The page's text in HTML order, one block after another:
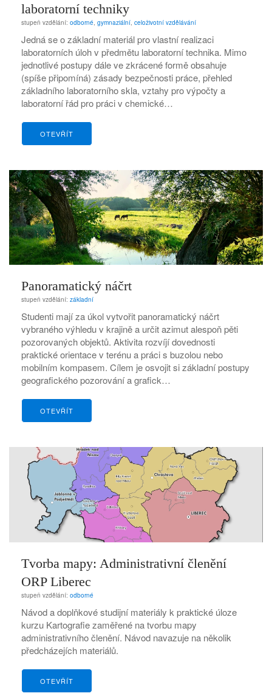
laboratorní techniky
stupeň vzdělání: odborné gymnaziální celoživotní vzdělávání
Jedná se o základní materiál pro vlastní realizaci
laboratorních úloh v předmětu laboratorní technika. Mimo
jednotlivé postupy dále ve zkrácené formě obsahuje
(spíše připomíná) zásady bezpečnosti práce, přehled
základního laboratorního skla, vztahy pro výpočty a
laboratorní řád pro práci v chemické…
OTEVŘÍT
Panoramatický náčrt
stupeň vzdělání: základní
Studenti mají za úkol vytvořit panoramatický náčrt
vybraného výhledu v krajině a určit azimut alespoň pěti
pozorovaných objektů. Aktivita rozvíjí dovednosti
praktické orientace v terénu a práci s buzolou nebo
mobilním kompasem. Cílem je osvojit si základní postupy
geografického pozorování a grafick…
OTEVŘÍT
Tvorba mapy: Administrativní členění
ORP Liberec
stupeň vzdělání: odborné
Návod a doplňkové studijní materiály k praktické úloze
kurzu Kartografie zaměřené na tvorbu mapy
administrativního členění. Návod navazuje na několik
předcházejích materiálů.
OTEVŘÍT